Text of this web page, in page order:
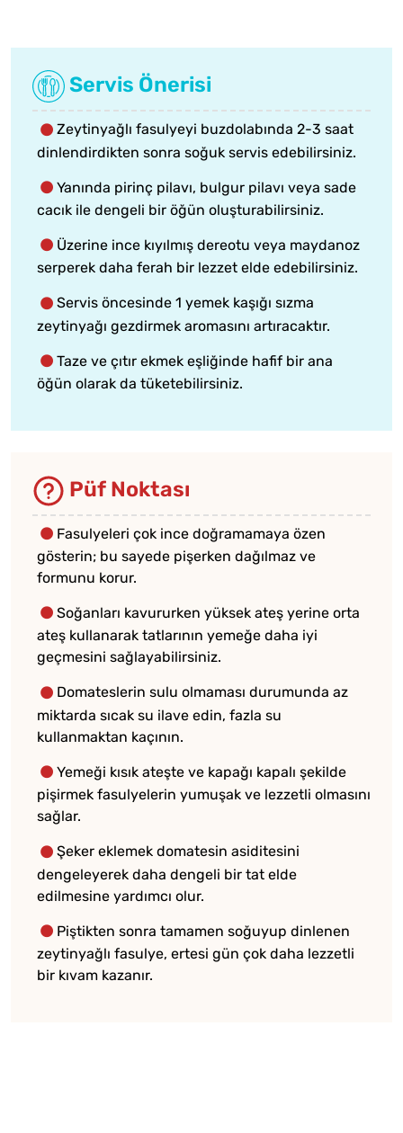
Servis Önerisi
Zeytinyağlı fasulyeyi buzdolabında 2-3 saat
dinlendirdikten sonra soğuk servis edebilirsiniz.
Yanında pirinç pilavı, bulgur pilavı veya sade
cacık ile dengeli bir öğün oluşturabilirsiniz.
Üzerine ince kıyılmış dereotu veya maydanoz
serperek daha ferah bir lezzet elde edebilirsiniz.
Servis öncesinde 1 yemek kaşığı sızma
zeytinyağı gezdirmek aromasını artıracaktır.
Taze ve çıtır ekmek eşliğinde hafif bir ana
öğün olarak da tüketebilirsiniz.
Püf Noktası
Fasulyeleri çok ince doğramamaya özen
gösterin; bu sayede pişerken dağılmaz ve
formunu korur.
Soğanları kavururken yüksek ateş yerine orta
ateş kullanarak tatlarının yemeğe daha iyi
geçmesini sağlayabilirsiniz.
Domateslerin sulu olmaması durumunda az
miktarda sıcak su ilave edin, fazla su
kullanmaktan kaçının.
Yemeği kısık ateşte ve kapağı kapalı şekilde
pişirmek fasulyelerin yumuşak ve lezzetli olmasını
sağlar.
Şeker eklemek domatesin asiditesini
dengeleyerek daha dengeli bir tat elde
edilmesine yardımcı olur.
Piştikten sonra tamamen soğuyup dinlenen
zeytinyağlı fasulye, ertesi gün çok daha lezzetli
bir kıvam kazanır.